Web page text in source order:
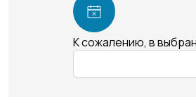
К сожалению, в